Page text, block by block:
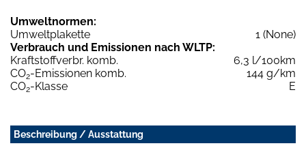
Umweltnormen:
Umweltplakette
1 (None)
Verbrauch und Emissionen nach WLTP:
Kraftstoffverbr. komb.
6,3 l/100km
CO2-Emissionen komb.
144 g/km
CO2-Klasse E
Beschreibung / Ausstattung